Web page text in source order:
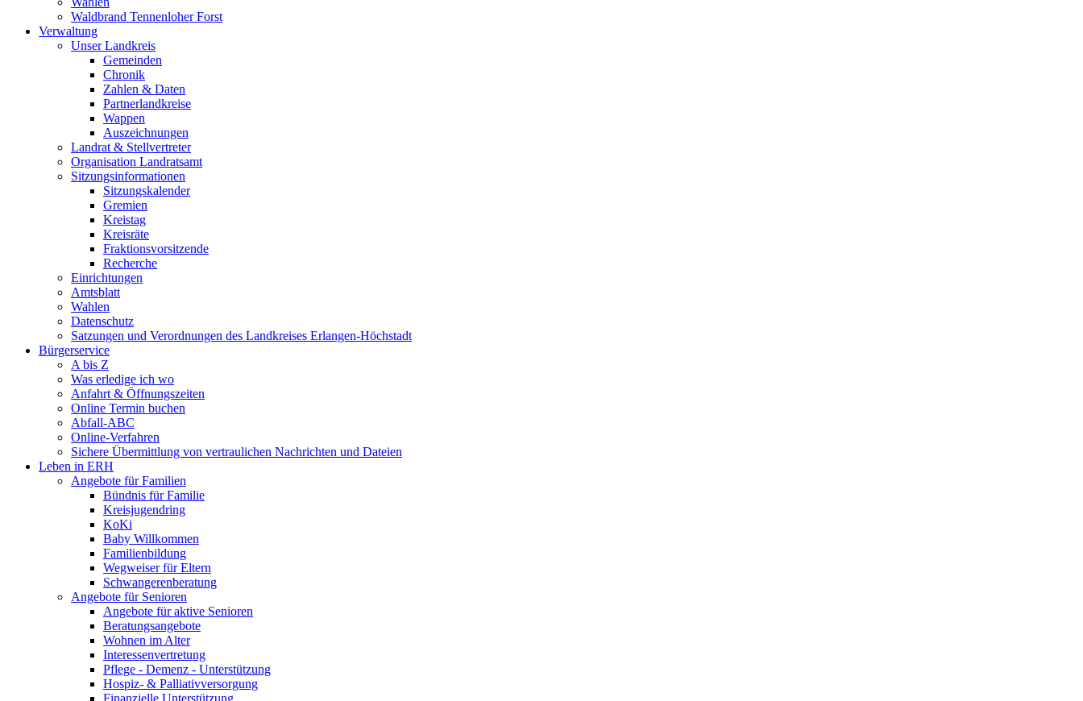
Waldbrand Tennenloher Forst
Verwaltung
Unser Landkreis
Gemeinden
Chronik
Zahlen & Daten
Partnerlandkreise
Wappen
Auszeichnungen
Landrat & Stellvertreter
Organisation Landratsamt
Sitzungsinformationen
Sitzungskalender
Gremien
Kreistag
Kreisräte
Fraktionsvorsitzende
Recherche
Einrichtungen
Amtsblatt
Wahlen
Datenschutz
Satzungen und Verordnungen des Landkreises Erlangen-Höchstadt
Bürgerservice
A bis Z
Was erledige ich wo
Anfahrt & Öffnungszeiten
Online Termin buchen
Abfall-ABC
Online-Verfahren
Sichere Übermittlung von vertraulichen Nachrichten und Dateien
Leben in ERH
Angebote für Familien
Bündnis für Familie
Kreisjugendring
KoKi
Baby Willkommen
Familienbildung
Wegweiser für Eltern
Schwangerenberatung
Angebote für Senioren
Angebote für aktive Senioren
Beratungsangebote
Wohnen im Alter
Interessenvertretung
Pflege - Demenz - Unterstützung
Hospiz- & Palliativversorgung
Finanzielle Unterstützung